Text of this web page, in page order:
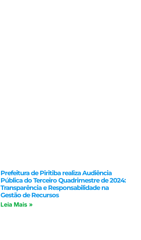
Prefeitura de Piritiba realiza Audiência
Pública do Terceiro Quadrimestre de 2024:
Transparência e Responsabilidade na
Gestão de Recursos
Leia Mais »